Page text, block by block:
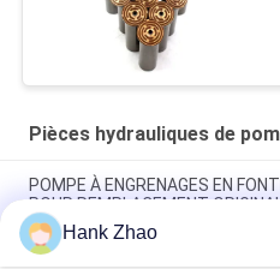
Pièces hydrauliques de
POMPE À ENGRENAGES EN
POUR REMPLACEMENT
POMPE À ENGRENAGES EN
Hank Zhao